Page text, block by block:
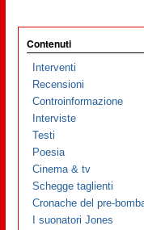
Contenuti
Interventi
Recensioni
Controinformazione
Interviste
Testi
Poesia
Cinema & tv
Schegge taglienti
Cronache del pre-
I suonatori Jones